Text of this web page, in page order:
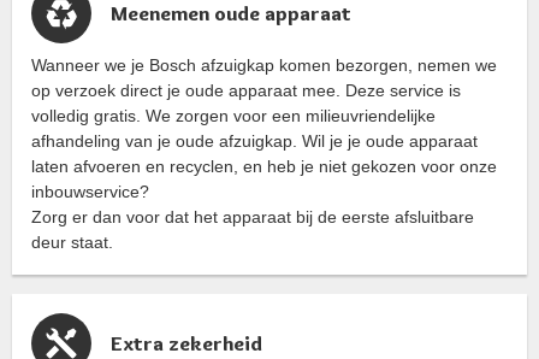
Meenemen oude apparaat
Wanneer we je Bosch afzuigkap komen bezorgen, nemen we
op verzoek direct je oude apparaat mee. Deze service is
volledig gratis. We zorgen voor een milieuvriendelijke
afhandeling van je oude afzuigkap. Wil je je oude apparaat
laten afvoeren en recyclen, en heb je niet gekozen voor onze
inbouwservice?
Zorg er dan voor dat het apparaat bij de eerste afsluitbare
deur staat.
Extra zekerheid